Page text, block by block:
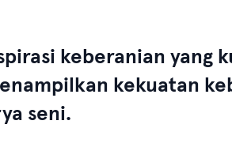
keberanian yang
kekuatan
seni.